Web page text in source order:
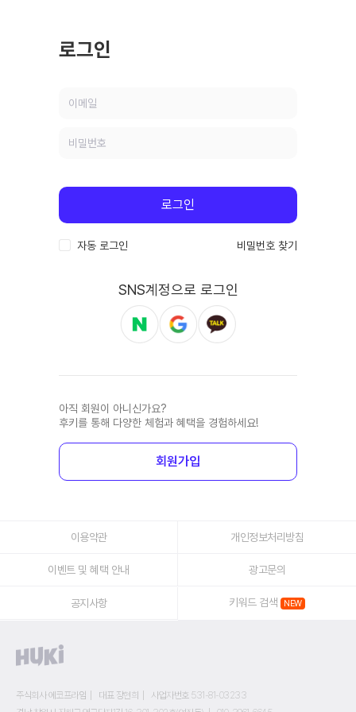
로그인
로그인
자동 로그인 비밀번호 찾기
SNS계정으로 로그인
아직 회원이 아니신가요?
후키를 통해 다양한 체험과 혜택을 경험하세요!
회원가입
이용약관 개인정보처리방침
이벤트 및 혜택 안내 광고문의
공지사항 키워드 검색
주식회사 에코프라임 대표 장현희
사업자번호 531-81-03233